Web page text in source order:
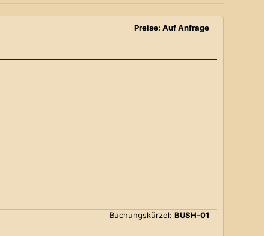
Preise: Auf Anfrage
Buchungskürzel: BUSH-01